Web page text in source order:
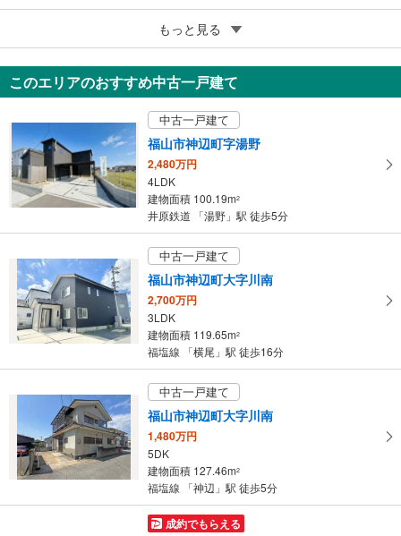
成約でもらえる
福山市水呑町
2,280万円
3LDK
広島県福山市水呑町
もっと見る
このエリアのおすすめ中古一戸建て
中古一戸建て
福山市神辺町字湯野
2,480万円
4LDK
建物面積 100.19m2
井原鉄道 「湯野」駅 徒歩5分
中古一戸建て
福山市神辺町大字川南
2,700万円
3LDK
建物面積 119.65m2
福塩線 「横尾」駅 徒歩16分
中古一戸建て
福山市神辺町大字川南
1,480万円
5DK
建物面積 127.46m2
福塩線 「神辺」駅 徒歩5分
成約でもらえる